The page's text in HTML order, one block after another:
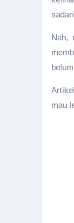
Nah,
mau